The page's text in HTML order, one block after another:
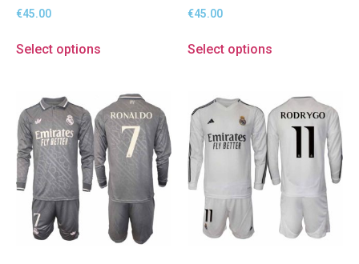
€45.00
Select options
€45.00
Select options